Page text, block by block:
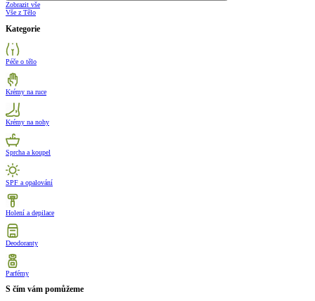
Zobrazit vše
Vše z Tělo
Kategorie
Péče o tělo
Krémy na ruce
Krémy na nohy
Sprcha a koupel
SPF a opalování
Holení a depilace
Deodoranty
Parfémy
S čím vám pomůžeme